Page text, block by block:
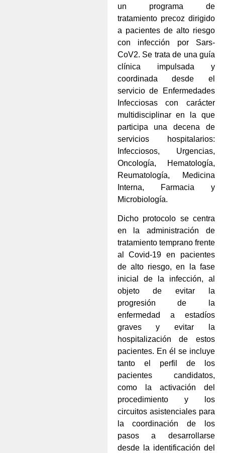
un programa de
tratamiento precoz dirigido
a pacientes de alto riesgo
con infección por Sars-
CoV2. Se trata de una guía
clínica impulsada y
coordinada desde el
servicio de Enfermedades
Infecciosas con carácter
multidisciplinar en la que
participa una decena de
servicios hospitalarios:
Infecciosos, Urgencias,
Oncología, Hematología,
Reumatología, Medicina
Interna, Farmacia y
Microbiología.
Dicho protocolo se centra
en la administración de
tratamiento temprano frente
al Covid-19 en pacientes
de alto riesgo, en la fase
inicial de la infección, al
objeto de evitar la
progresión de la
enfermedad a estadíos
graves y evitar la
hospitalización de estos
pacientes. En él se incluye
tanto el perfil de los
pacientes candidatos,
como la activación del
procedimiento y los
circuitos asistenciales para
la coordinación de los
pasos a desarrollarse
desde la identificación del